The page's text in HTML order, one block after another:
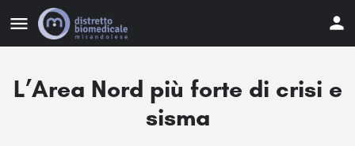
L’Area Nord più forte di crisi e
sisma